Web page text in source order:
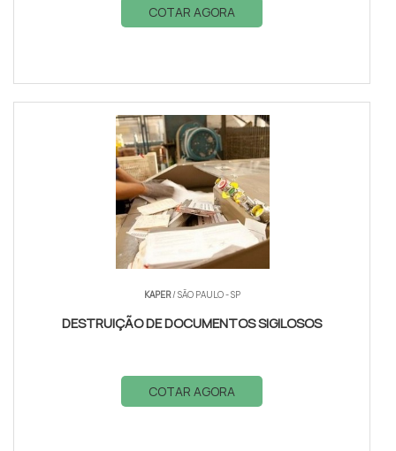
COTAR AGORA
KAPER/ SÃO PAULO - SP
DESTRUIÇÃO DE DOCUMENTOS SIGILOSOS
COTAR AGORA